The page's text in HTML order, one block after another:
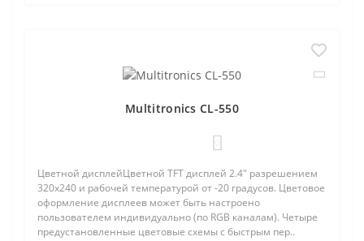
Multitronics CL-550
Цветной дисплейЦветной TFT дисплей 2.4" разрешением
320х240 и рабочей температурой от -20 градусов. Цветовое
оформление дисплеев может быть настроено
пользователем индивидуально (по RGB каналам). Четыре
предустановленные цветовые схемы с быстрым пер..